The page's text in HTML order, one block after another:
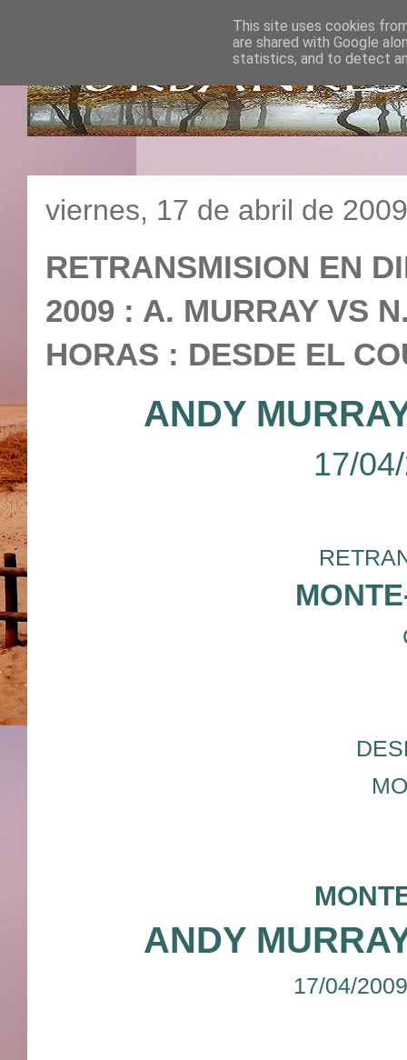
viernes, 17 de abril de 2009
RETRANSMISION EN
2009 : A. MURRAY VS
HORAS : DESDE EL
ANDY
17/
ANDY
17/04/
This site uses cookies
are shared with Google
statistics, and to detect